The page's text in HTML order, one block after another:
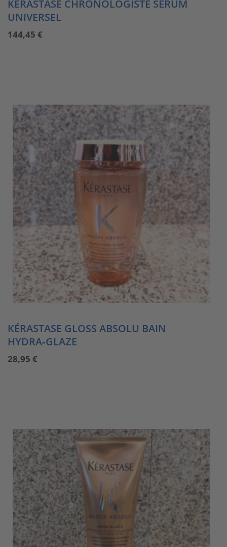
KÉRASTASE CHRONOLOGISTE SÉRUM
UNIVERSEL
144,45 €
KÉRASTASE GLOSS ABSOLU BAIN
HYDRA‑GLAZE
28,95 €